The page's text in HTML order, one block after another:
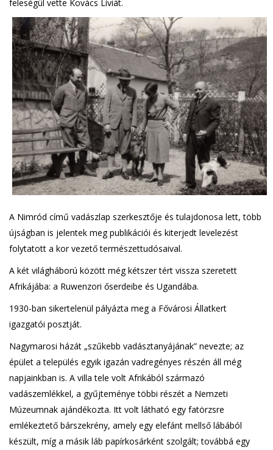
feleségül vette Kovács Líviát.
A Nimród című vadászlap szerkesztője és tulajdonosa lett, több
újságban is jelentek meg publikációi és kiterjedt levelezést
folytatott a kor vezető természettudósaival.
A két világháború között még kétszer tért vissza szeretett
Afrikájába: a Ruwenzori őserdeibe és Ugandába.
1930-ban sikertelenül pályázta meg a Fővárosi Állatkert
igazgatói posztját.
Nagymarosi házát „szűkebb vadásztanyájának” nevezte; az
épület a település egyik igazán vadregényes részén áll még
napjainkban is. A villa tele volt Afrikából származó
vadászemlékkel, a gyűjteménye többi részét a Nemzeti
Múzeumnak ajándékozta. Itt volt látható egy fatörzsre
emlékeztető bárszekrény, amely egy elefánt mellső lábából
készült, míg a másik láb papírkosárként szolgált; továbbá egy